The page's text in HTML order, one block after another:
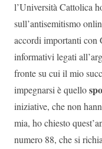
l’Università Cattolica
sull’antisemitismo
accordi importanti con
informativi legati
fronte su cui il mio
impegnarsi è quello
iniziative, che non
mia, ho chiesto
numero 88, che si